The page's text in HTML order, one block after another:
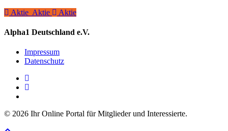
Aktie
Aktie Aktie Aktie
Alpha1 Deutschland e.V.
Impressum
Datenschutz
linkedin
instagram
© 2026 Ihr Online Portal für Mitglieder und Interessierte.